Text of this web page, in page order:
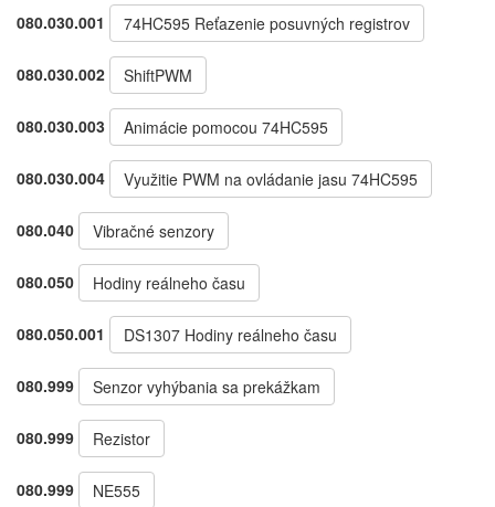
080.030.001 74HC595 Reťazenie posuvných registrov
080.030.002 ShiftPWM
080.030.003 Animácie pomocou 74HC595
080.030.004 Využitie PWM na ovládanie jasu 74HC595
080.040 Vibračné senzory
080.050 Hodiny reálneho času
080.050.001 DS1307 Hodiny reálneho času
080.999 Senzor vyhýbania sa prekážkam
080.999 Rezistor
080.999 NE555